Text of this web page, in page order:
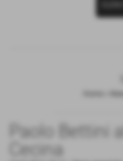
Paolo Bettini
Cecina